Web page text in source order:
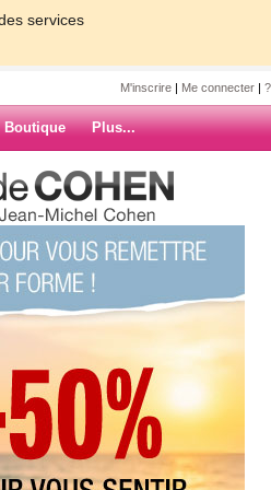
services
M'inscrire | Me connecter |
Boutique Plus...